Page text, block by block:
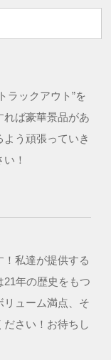
ラックアウト”を
れば豪華景品があ
う頑張っていき
！
私達が提供する
年の歴史をもつ
リューム満点、そ
ださい！お待ちし